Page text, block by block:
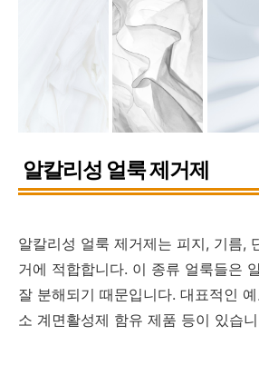
알칼리성 얼룩 제거제
알칼리성 얼룩 제거제는 피지, 기름,
거에 적합합니다. 이 종류 얼룩들은
잘 분해되기 때문입니다. 대표적인
소 계면활성제 함유 제품 등이 있습